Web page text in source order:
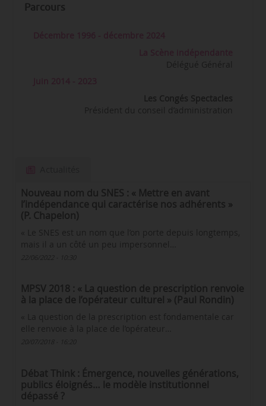
Parcours
Délégué Général
Les Congés Spectacles
Président du conseil d’administration
Nouveau nom du SNES : « Mettre en avant
l’indépendance qui caractérise nos adhérents »
(P. Chapelon)
« Le SNES est un nom que l’on porte depuis longtemps,
mais il a un côté un peu impersonnel…
MPSV 2018 : « La question de prescription renvoie
à la place de l’opérateur culturel » (Paul Rondin)
« La question de la prescription est fondamentale car
elle renvoie à la place de l’opérateur…
20/07/2018 - 16:20
Débat Think : Émergence, nouvelles générations,
publics éloignés… le modèle institutionnel
dépassé ?